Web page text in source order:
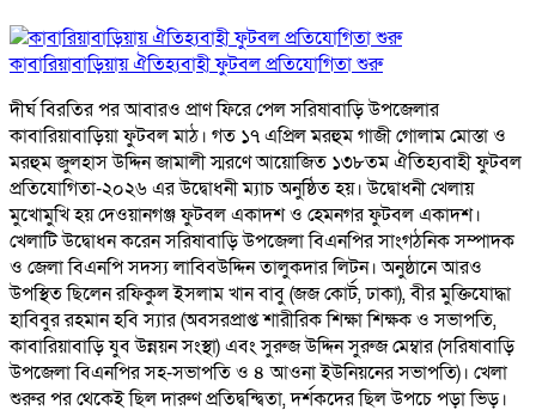
কাবারিয়াবাড়িয়ায় ঐতিহ্যবাহী ফুটবল প্রতিযোগিতা শুরু
দীর্ঘ বিরতির পর আবারও প্রাণ ফিরে পেল সরিষাবাড়ি উপজেলার
কাবারিয়াবাড়িয়া ফুটবল মাঠ। গত ১৭ এপ্রিল মরহুম গাজী গোলাম মোস্তা ও
মরহুম জুলহাস উদ্দিন জামালী স্মরণে আয়োজিত ১৩৮তম ঐতিহ্যবাহী ফুটবল
প্রতিযোগিতা-২০২৬ এর উদ্বোধনী ম্যাচ অনুষ্ঠিত হয়। উদ্বোধনী খেলায়
মুখোমুখি হয় দেওয়ানগঞ্জ ফুটবল একাদশ ও হেমনগর ফুটবল একাদশ।
খেলাটি উদ্বোধন করেন সরিষাবাড়ি উপজেলা বিএনপির সাংগঠনিক সম্পাদক
ও জেলা বিএনপি সদস্য লাবিবউদ্দিন তালুকদার লিটন। অনুষ্ঠানে আরও
উপস্থিত ছিলেন রফিকুল ইসলাম খান বাবু (জজ কোর্ট, ঢাকা), বীর মুক্তিযোদ্ধা
হাবিবুর রহমান হবি স্যার (অবসরপ্রাপ্ত শারীরিক শিক্ষা শিক্ষক ও সভাপতি,
কাবারিয়াবাড়ি যুব উন্নয়ন সংস্থা) এবং সুরুজ উদ্দিন সুরুজ মেম্বার (সরিষাবাড়ি
উপজেলা বিএনপির সহ-সভাপতি ও ৪ আওনা ইউনিয়নের সভাপতি)। খেলা
শুরুর পর থেকেই ছিল দারুণ প্রতিদ্বন্দ্বিতা, দর্শকদের ছিল উপচে পড়া ভিড়।